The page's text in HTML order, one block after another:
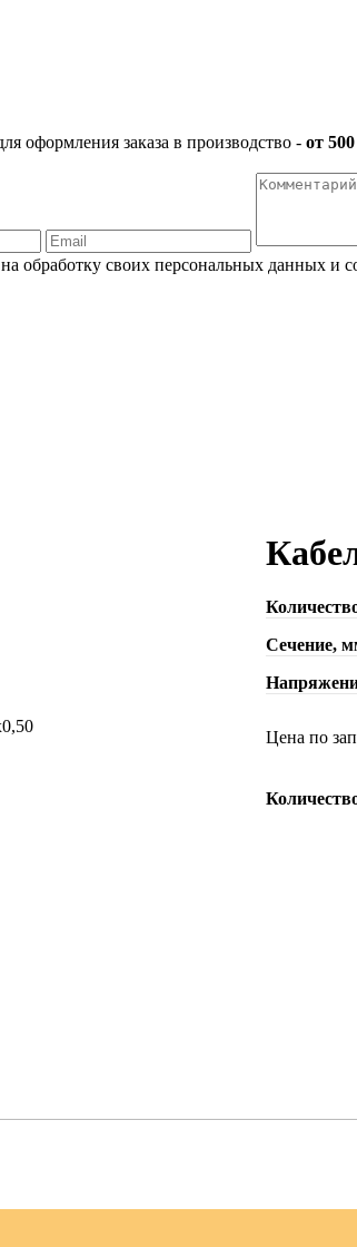
оформления заказа в производство - от
обработку своих персональных данных и
Сечение,
Цена по